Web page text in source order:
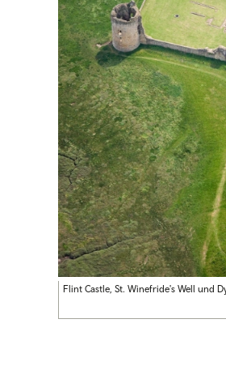
Flint Castle, St. Winefride's Well und